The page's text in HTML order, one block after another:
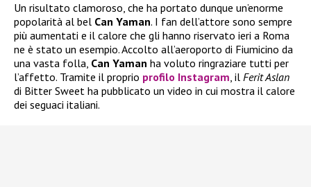
Un risultato clamoroso, che ha portato dunque un’enorme
popolarità al bel Can Yaman. I fan dell’attore sono sempre
più aumentati e il calore che gli hanno riservato ieri a Roma
ne è stato un esempio. Accolto all’aeroporto di Fiumicino da
una vasta folla, Can Yaman ha voluto ringraziare tutti per
l’affetto. Tramite il proprio profilo Instagram, il Ferit Aslan
di Bitter Sweet ha pubblicato un video in cui mostra il calore
dei seguaci italiani.